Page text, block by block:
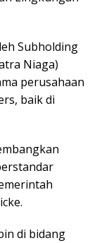
Subholding
Niaga)
perusahaan
baik di
di bidang